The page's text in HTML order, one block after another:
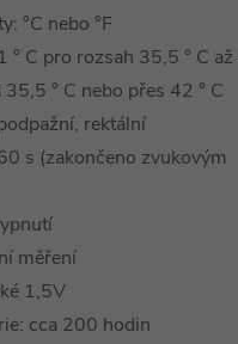
°C nebo °F
° C pro rozsah 35,5 ° C až
° C nebo přes 42 ° C
rektální
s (zakončeno zvukovým
měření
1,5V
cca 200 hodin